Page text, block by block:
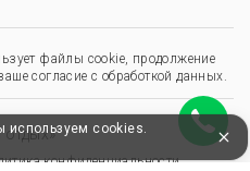
файлы cookie, продолжение
согласие с обработкой данных.
конфиденциальности,
используем cookies.